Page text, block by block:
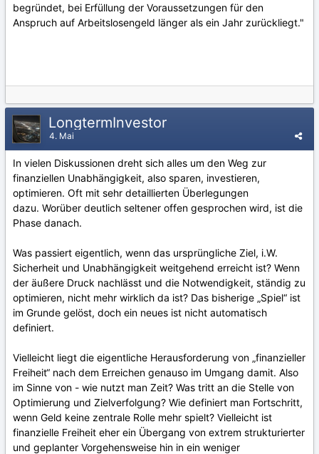
begründet, bei Erfüllung der Voraussetzungen für den
Anspruch auf Arbeitslosengeld länger als ein Jahr zurückliegt."
LongtermInvestor
4. Mai
In vielen Diskussionen dreht sich alles um den Weg zur
finanziellen Unabhängigkeit, also sparen, investieren,
optimieren. Oft mit sehr detaillierten Überlegungen
dazu. Worüber deutlich seltener offen gesprochen wird, ist die
Phase danach.
Was passiert eigentlich, wenn das ursprüngliche Ziel, i.W.
Sicherheit und Unabhängigkeit weitgehend erreicht ist? Wenn
der äußere Druck nachlässt und die Notwendigkeit, ständig zu
optimieren, nicht mehr wirklich da ist? Das bisherige „Spiel“ ist
im Grunde gelöst, doch ein neues ist nicht automatisch
definiert.
Vielleicht liegt die eigentliche Herausforderung von „finanzieller
Freiheit“ nach dem Erreichen genauso im Umgang damit. Also
im Sinne von - wie nutzt man Zeit? Was tritt an die Stelle von
Optimierung und Zielverfolgung? Wie definiert man Fortschritt,
wenn Geld keine zentrale Rolle mehr spielt? Vielleicht ist
finanzielle Freiheit eher ein Übergang von extrem strukturierter
und geplanter Vorgehensweise hin in ein weniger